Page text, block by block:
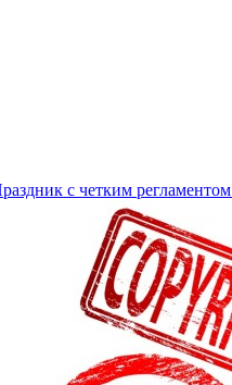
с четким регламентом